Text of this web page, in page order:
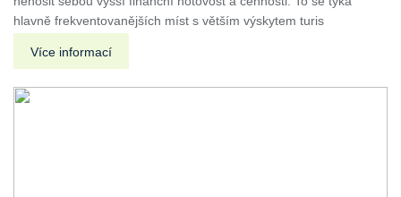
hlavně frekventovanějších míst s větším výskytem turis
Více informací